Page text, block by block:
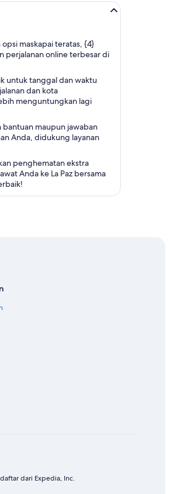
maskapai teratas, {4}
perjalanan online terbesar di
untuk tanggal dan waktu
dan kota
menguntungkan lagi
bantuan maupun jawaban
Anda, didukung layanan
penghematan ekstra
Anda ke La Paz bersama
dari Expedia, Inc.